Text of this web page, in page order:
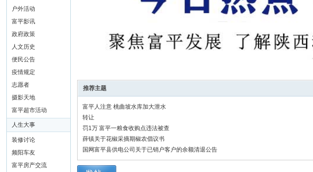
户外活动
富平影讯
政府政策
人文历史
便民公告
疫情规定
志愿者
摄影天地
富平超市活动
人生大事
装修讨论
频阳车友
富平房产交流
推荐主题
富平人注意 桃曲坡水库加大泄水
转让
罚1万 富平一粮食收购点违法被查
薛镇关于花椒采摘期椒农倡议书
国网富平县供电公司关于已销户客户的余额清退公告